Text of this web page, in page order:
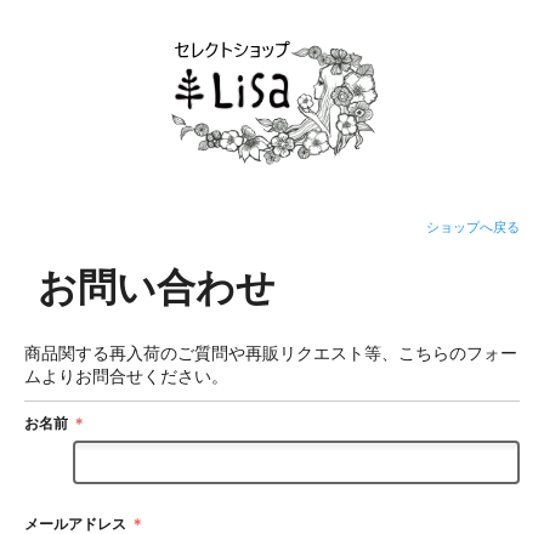
ショップへ戻る
お問い合わせ
商品関する再入荷のご質問や再販リクエスト等、こちらのフォー
ムよりお問合せください。
お名前 ＊
メールアドレス ＊